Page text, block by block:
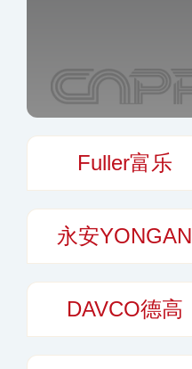
Fuller富乐
永安YONGAN
DAVCO德高